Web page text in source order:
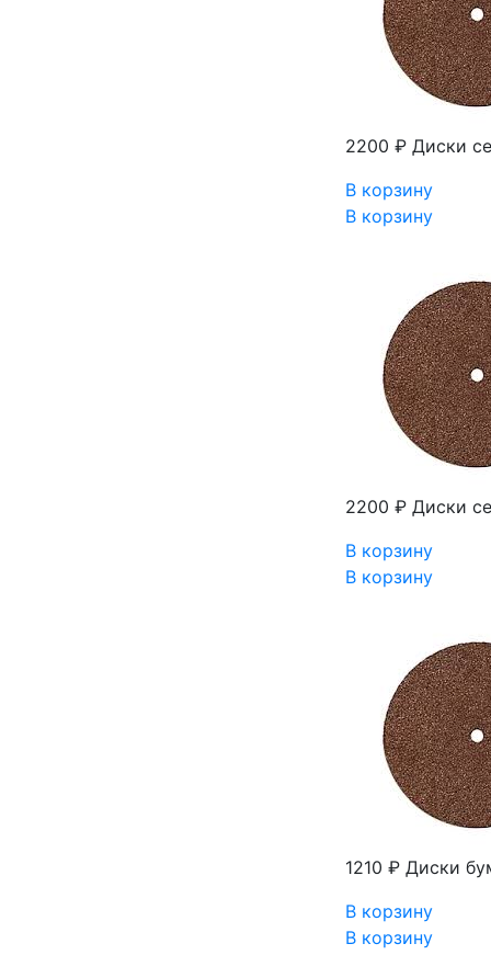
2200 ₽ Диски
В корзину
В корзину
2200 ₽ Диски
В корзину
В корзину
1210 ₽ Диски
В корзину
В корзину